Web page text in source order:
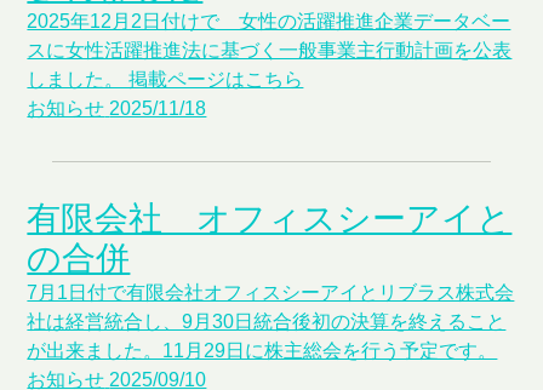
2025年12月2日付けで 女性の活躍推進企業データベー
スに女性活躍推進法に基づく一般事業主行動計画を公表
しました。 掲載ページはこちら
お知らせ 2025/11/18
有限会社 オフィスシーアイと
の合併
7月1日付で有限会社オフィスシーアイとリブラス株式会
社は経営統合し、9月30日統合後初の決算を終えること
が出来ました。11月29日に株主総会を行う予定です。
お知らせ 2025/09/10